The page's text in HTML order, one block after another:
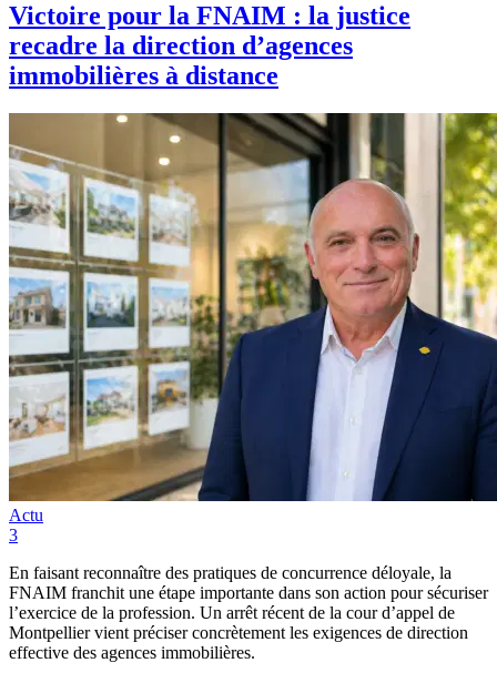
Victoire pour la FNAIM : la justice
recadre la direction d’agences
immobilières à distance
Actu
3
En faisant reconnaître des pratiques de concurrence déloyale, la
FNAIM franchit une étape importante dans son action pour sécuriser
l’exercice de la profession. Un arrêt récent de la cour d’appel de
Montpellier vient préciser concrètement les exigences de direction
effective des agences immobilières.